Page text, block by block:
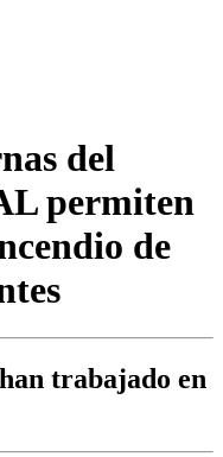
del
permiten
de
trabajado en